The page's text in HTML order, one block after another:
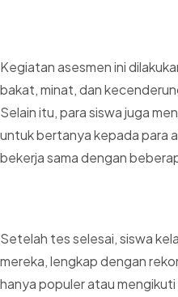
Kegiatan asesmen ini
bakat, minat, dan
Selain itu, para siswa juga
untuk bertanya kepada para
bekerja sama dengan
Setelah tes selesai, siswa
mereka, lengkap dengan
hanya populer atau